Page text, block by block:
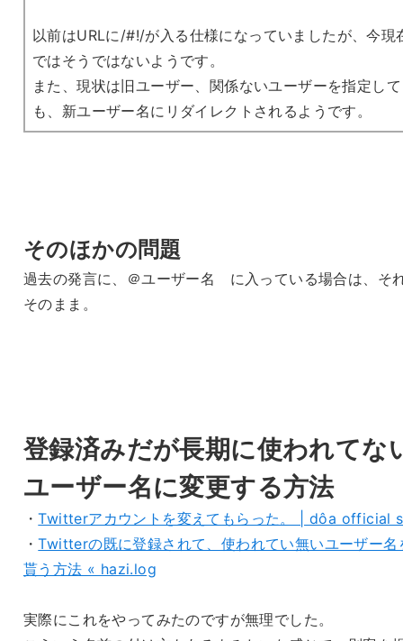
以前はURLに/#!/が入る仕様になっていましたが、今現
ではそうではないようです。
また、現状は旧ユーザー、関係ないユーザーを指定して
も、新ユーザー名にリダイレクトされるようです。
そのほかの問題
過去の発言に、＠ユーザー名 に入っている場合は、そ
そのまま。
登録済みだが長期に使われてな
ユーザー名に変更する方法
・Twitterアカウントを変えてもらった。 | dôa official
・Twitterの既に登録されて、使われてい無いユーザー名
貰う方法 « hazi.log
実際にこれをやってみたのですが無理でした。